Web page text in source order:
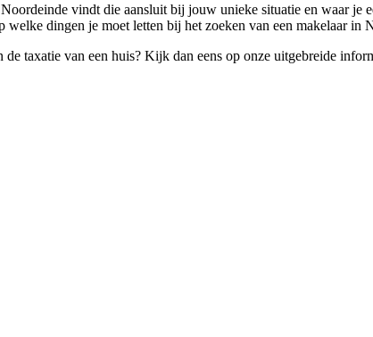
vindt die aansluit bij jouw unieke situatie en waar
welke dingen je moet letten bij het zoeken van een makelaar in
de taxatie van een huis? Kijk dan eens op onze uitgebreide